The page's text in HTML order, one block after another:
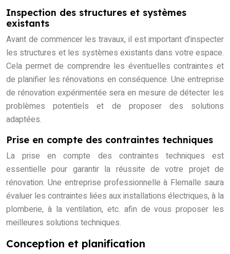
Inspection des structures et systèmes
existants
Avant de commencer les travaux, il est important d’inspecter
les structures et les systèmes existants dans votre espace.
Cela permet de comprendre les éventuelles contraintes et
de planifier les rénovations en conséquence. Une entreprise
de rénovation expérimentée sera en mesure de détecter les
problèmes potentiels et de proposer des solutions
adaptées.
Prise en compte des contraintes techniques
La prise en compte des contraintes techniques est
essentielle pour garantir la réussite de votre projet de
rénovation. Une entreprise professionnelle à Flemalle saura
évaluer les contraintes liées aux installations électriques, à la
plomberie, à la ventilation, etc. afin de vous proposer les
meilleures solutions techniques.
Conception et planification